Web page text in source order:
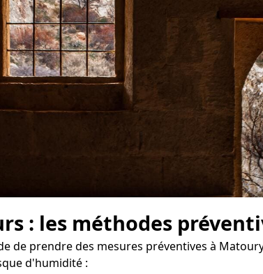
: les méthodes
de prendre des mesures préventives à
d'humidité :